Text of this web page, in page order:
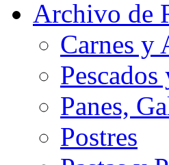
Archivo de
Carnes y
Panes,
Postres